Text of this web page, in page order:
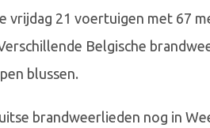
vrijdag 21 voertuigen met 67
Belgische
blussen.
brandweerlieden nog in